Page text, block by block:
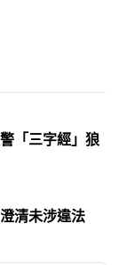
「三字經」狼
清未涉違法